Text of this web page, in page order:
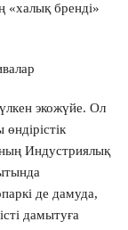
«халық бренді»
экожүйе. Ол
Индустриялық
де дамуда,
дамытуға